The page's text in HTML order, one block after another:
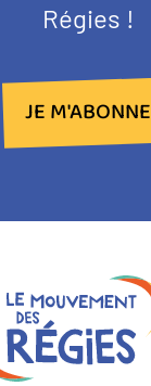
Régies !
JE M'ABONNE